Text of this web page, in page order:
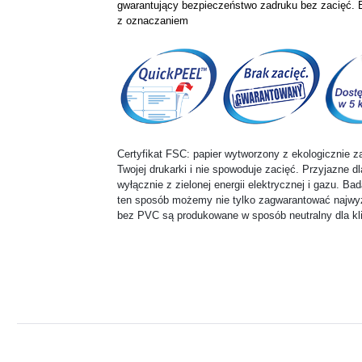
gwarantujący bezpieczeństwo zadruku bez
z oznaczaniem
Certyfikat FSC: papier wytworzony z ekologicznie
Twojej drukarki i nie spowoduje zacięć. Przyjazne
wyłącznie z zielonej energii elektrycznej i gazu.
ten sposób możemy nie tylko zagwarantować
bez PVC są produkowane w sposób neutralny dla